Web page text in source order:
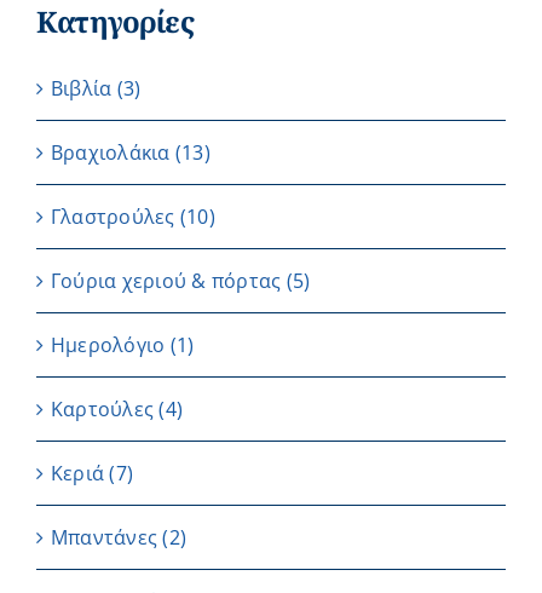
Κατηγορίες
Βιβλία (3)
Βραχιολάκια (13)
Γλαστρούλες (10)
Γούρια χεριού & πόρτας (5)
Ημερολόγιο (1)
Καρτούλες (4)
Κεριά (7)
Μπαντάνες (2)